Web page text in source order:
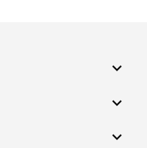
expand_more
expand_more
expand_more